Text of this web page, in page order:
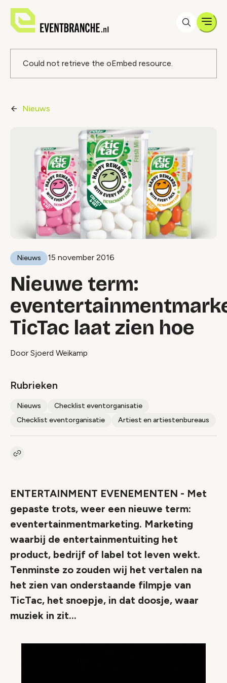
Foutmelding
Could not retrieve the oEmbed resource.
Nieuws
Nieuws 15 november 2016
Nieuwe term:
TicTac laat zien hoe
Door Sjoerd Weikamp
Rubrieken
Nieuws
Checklist eventorganisatie
Checklist eventorganisatie
Artiest en artiestenbureaus
Kopieer link naar artikel
ENTERTAINMENT EVENEMENTEN - Met
gepaste trots, weer een nieuwe term:
eventertainmentmarketing. Marketing
waarbij de entertainmentuiting het
product, bedrijf of label tot leven wekt.
Tenminste zo zouden wij het vertalen na
het zien van onderstaande filmpje van
TicTac, het snoepje, in dat doosje, waar
muziek in zit...